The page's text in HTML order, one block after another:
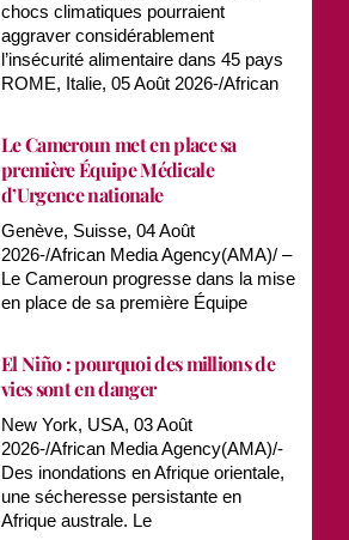
chocs climatiques pourraient
aggraver considérablement
l’insécurité alimentaire dans 45 pays
ROME, Italie, 05 Août 2026-/African
Le Cameroun met en place sa
première Équipe Médicale
d’Urgence nationale
Genève, Suisse, 04 Août
2026-/African Media Agency(AMA)/ –
Le Cameroun progresse dans la mise
en place de sa première Équipe
El Niño : pourquoi des millions de
vies sont en danger
New York, USA, 03 Août
2026-/African Media Agency(AMA)/-
Des inondations en Afrique orientale,
une sécheresse persistante en
Afrique australe. Le